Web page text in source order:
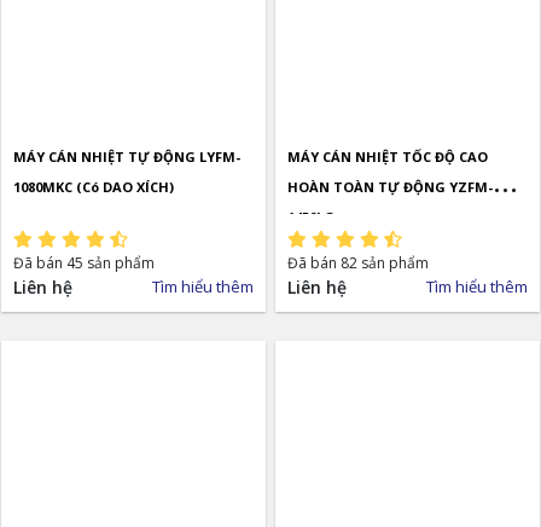
MÁY CÁN NHIỆT TỰ ĐỘNG LYFM-
1080MKC (Có DAO XÍCH)
Đã bán 45 sản phẩm
Liên hệ Tìm hiểu thêm
MÁY CÁN NHIỆT TỐC ĐỘ CAO
HOÀN TOÀN TỰ ĐỘNG YZFM-
1450LG
Đã bán 82 sản phẩm
Liên hệ Tìm hiểu thêm